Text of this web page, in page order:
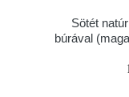
Sötét
búrával